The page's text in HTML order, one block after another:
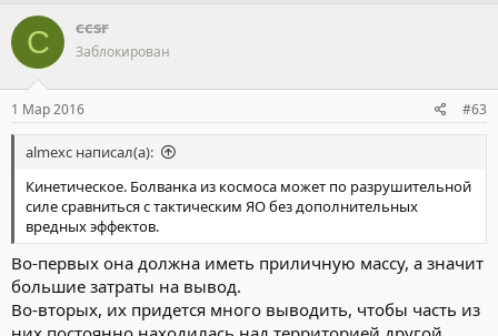
C ccsr
Заблокирован
1 Мар 2016 #63
almexc написал(а):
Кинетическое. Болванка из космоса может по разрушительной
силе сравниться с тактическим ЯО без дополнительных
вредных эффектов.
Во-первых она должна иметь приличную массу, а значит
большие затраты на вывод.
Во-вторых, их придется много выводить, чтобы часть из